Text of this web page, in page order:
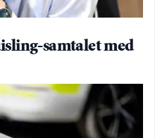
samtalet med